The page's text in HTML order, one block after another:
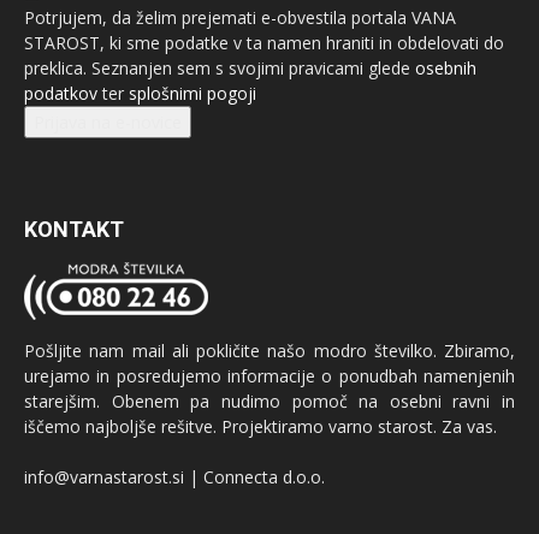
Potrjujem, da želim prejemati e-obvestila portala VANA
STAROST, ki sme podatke v ta namen hraniti in obdelovati do
preklica. Seznanjen sem s svojimi pravicami glede osebnih
podatkovter splošnimi pogoji
KONTAKT
Pošljite nam mail ali pokličite našo modro številko. Zbiramo,
urejamo in posredujemo informacije o ponudbah namenjenih
starejšim. Obenem pa nudimo pomoč na osebni ravni in
iščemo najboljše rešitve. Projektiramo varno starost. Za vas.
info@varnastarost.si | Connecta d.o.o.